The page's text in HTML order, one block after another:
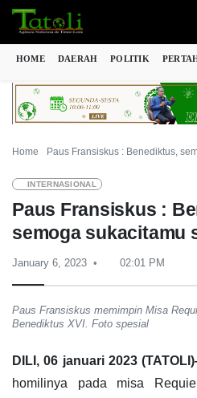
HOME DAERAH POLITIK
Home Paus Fransiskus : Benediktus,
INTERNASIONAL
Paus Fransiskus :
semoga sukacitamu
January 6, 2023 02:01 PM
Paus Fransiskus memimpin Misa
Benediktus XVI. Foto spesial
DILI, 06 januari 2023
homilinya pada misa